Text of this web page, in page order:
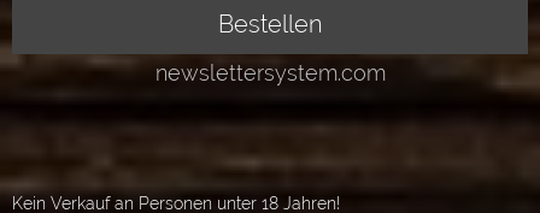
Kein Verkauf an Personen unter 18 Jahren!